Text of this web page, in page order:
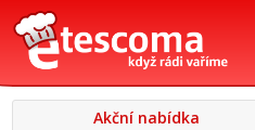
Akční nabídka